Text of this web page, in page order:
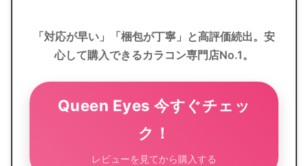
「対応が早い」「梱包が丁寧」と高評価続出。安
心して購入できるカラコン専門店No.1。
Queen Eyes 今すぐチェッ
ク！
レビューを見てから購入する